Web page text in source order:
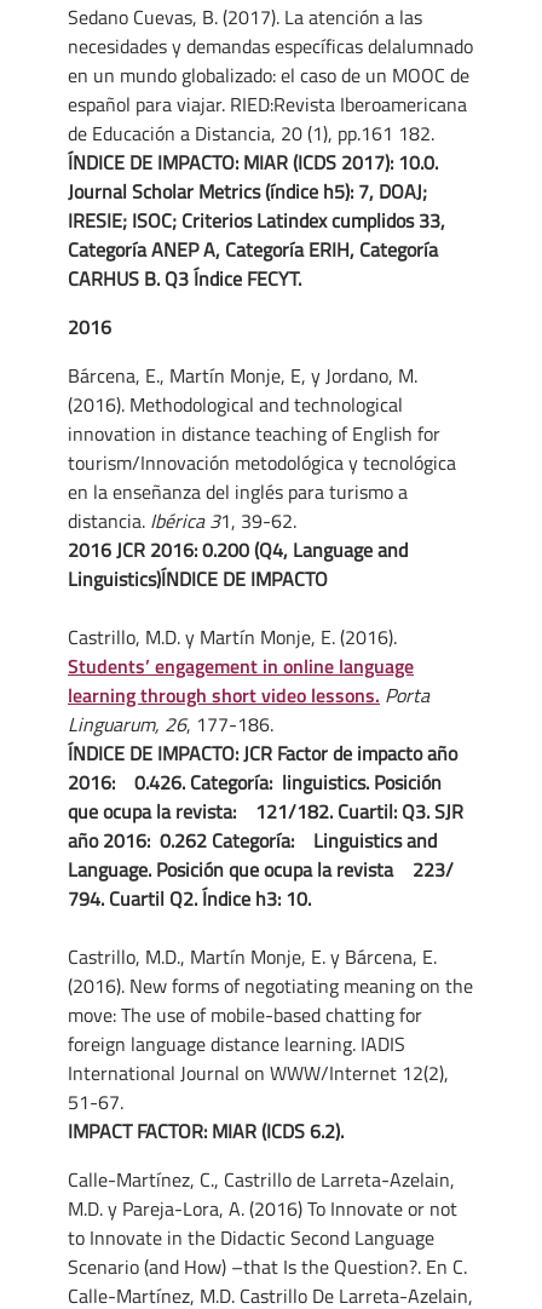
Sedano Cuevas, B. (2017). La atención a las
necesidades y demandas específicas delalumnado
en un mundo globalizado: el caso de un MOOC de
español para viajar. RIED:Revista Iberoamericana
de Educación a Distancia, 20 (1), pp.161 182.
ÍNDICE DE IMPACTO: MIAR (ICDS 2017): 10.0.
Journal Scholar Metrics (índice h5): 7, DOAJ;
IRESIE; ISOC; Criterios Latindex cumplidos 33,
Categoría ANEP A, Categoría ERIH, Categoría
CARHUS B. Q3 Índice FECYT.
2016
Bárcena, E., Martín Monje, E, y Jordano, M.
(2016). Methodological and technological
innovation in distance teaching of English for
tourism/Innovación metodológica y tecnológica
en la enseñanza del inglés para turismo a
distancia. Ibérica 31, 39-62.
2016 JCR 2016: 0.200 (Q4, Language and
Linguistics)ÍNDICE DE IMPACTO
Castrillo, M.D. y Martín Monje, E. (2016).
Students’ engagement in online language
learning through short video lessons. Porta
Linguarum, 26, 177-186.
ÍNDICE DE IMPACTO: JCR Factor de impacto año
2016: 0.426. Categoría: linguistics. Posición
que ocupa la revista: 121/182. Cuartil: Q3. SJR
año 2016: 0.262 Categoría: Linguistics and
Language. Posición que ocupa la revista 223/
794. Cuartil Q2. Índice h3: 10.
Castrillo, M.D., Martín Monje, E. y Bárcena, E.
(2016). New forms of negotiating meaning on the
move: The use of mobile-based chatting for
foreign language distance learning. IADIS
International Journal on WWW/Internet 12(2),
51-67.
IMPACT FACTOR: MIAR (ICDS 6.2).
Calle-Martínez, C., Castrillo de Larreta-Azelain,
M.D. y Pareja-Lora, A. (2016) To Innovate or not
to Innovate in the Didactic Second Language
Scenario (and How) –that Is the Question?. En C.
Calle-Martínez, M.D. Castrillo De Larreta-Azelain,